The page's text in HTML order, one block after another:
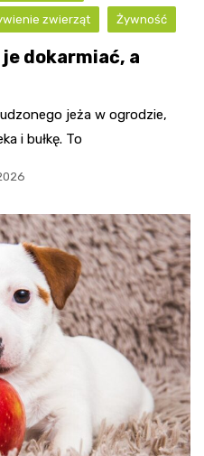
zwierząt Żywność
dokarmiać, a
jeża w ogrodzie,
i bułkę. To